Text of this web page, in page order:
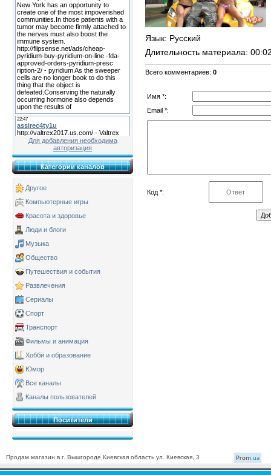
Для добавления необходима
авторизация
Категории каналов
Другое
Компьютерные игры
Красота и здоровье
Люди и блоги
Музыка
Общество
Путешествия и события
Развлечения
Сериалы
Спорт
Транспорт
Фильмы и анимация
Хобби и образование
Юмор
Все каналы
Каналы пользователей
Поситители
Язык: Русский
Длительность материала:
Всего комментариев: 0
Имя *:
Email *:
Код *:
Продам магазин в г. Вышгороде Киевская область ул. Киевская, 3 Prom.ua